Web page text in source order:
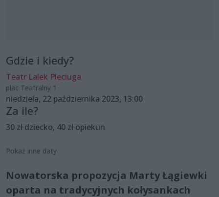
Gdzie i kiedy?
Teatr Lalek Pleciuga
plac Teatralny 1
niedziela, 22 października 2023, 13:00
Za ile?
30 zł dziecko, 40 zł opiekun
Pokaż inne daty
Nowatorska propozycja Marty Łągiewki
oparta na tradycyjnych kołysankach